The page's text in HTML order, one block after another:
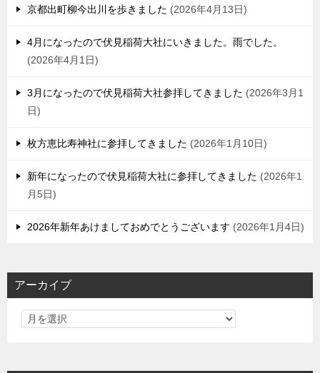
京都出町柳今出川を歩きました 2026年4月13日
4月になったので伏見稲荷大社にいきました。雨でした。
2026年4月1日
3月になったので伏見稲荷大社参拝してきました
2026年3月1
日
枚方恵比寿神社に参拝してきました 2026年1月10日
新年になったので伏見稲荷大社に参拝してきました
2026年1
月5日
2026年新年あけましておめでとうございます 2026年1月4日
アーカイブ